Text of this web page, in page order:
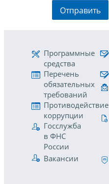
Отправить
Программные
средства
Перечень
обязательных
требований
Противодействие
коррупции
Госслужба
в ФНС
России
Вакансии